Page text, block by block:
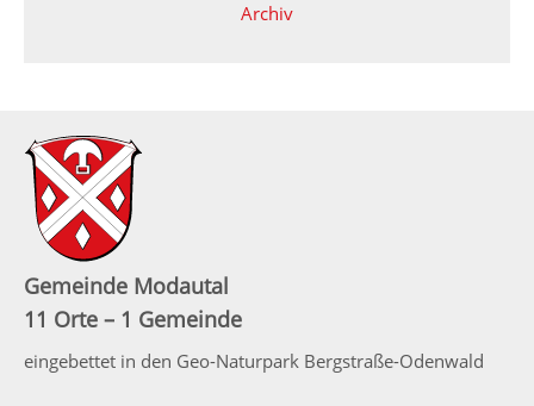
Archiv
Gemeinde Modautal
11 Orte – 1 Gemeinde
eingebettet in den Geo-Naturpark Bergstraße-Odenwald